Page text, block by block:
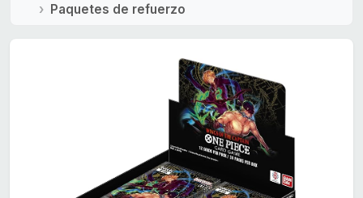
Paquetes de refuerzo